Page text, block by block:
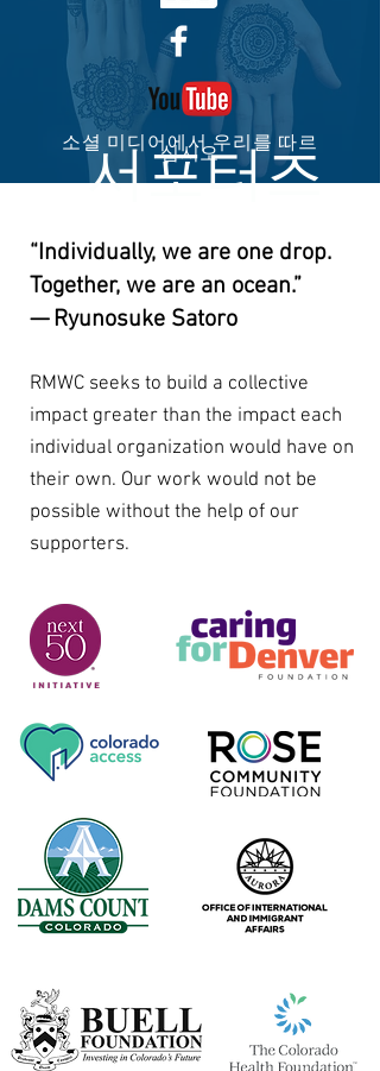
소셜 미디어에서 우리를 따르
십시오
서포터즈
“Individually, we are one drop.
Together, we are an ocean.”
— Ryunosuke Satoro
RMWC seeks to build a collective
impact greater than the impact each
individual organization would have on
their own. Our work would not be
possible without the help of our
supporters.